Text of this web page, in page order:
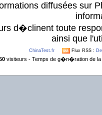
diffusées sur
d�clinent toute
ainsi que
ChinaTest.fr Flux RSS :
visiteurs - Temps de g�n�ration de